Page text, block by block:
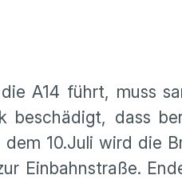
A14 führt, muss
dass
10.Juli wird die
Einbahnstraße.